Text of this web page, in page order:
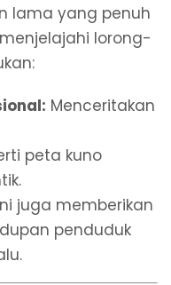
lama yang penuh
lorong-
Menceritakan
peta kuno
juga memberikan
penduduk